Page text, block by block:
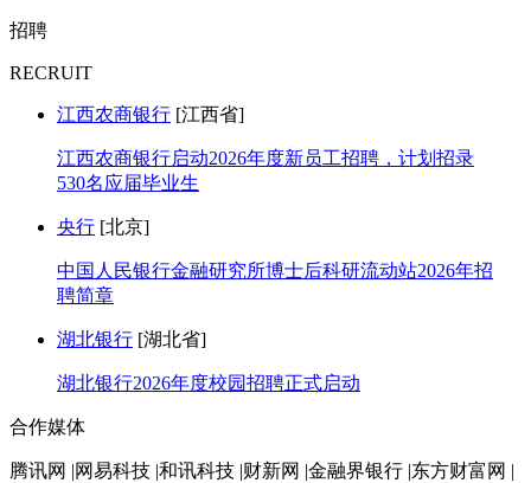
招聘
RECRUIT
江西农商银行 [江西省]
江西农商银行启动2026年度新员工招聘，计划招录
530名应届毕业生
央行 [北京]
中国人民银行金融研究所博士后科研流动站2026年招
聘简章
湖北银行 [湖北省]
湖北银行2026年度校园招聘正式启动
合作媒体
腾讯网 |网易科技 |和讯科技 |财新网 |金融界银行 |东方财富网 |